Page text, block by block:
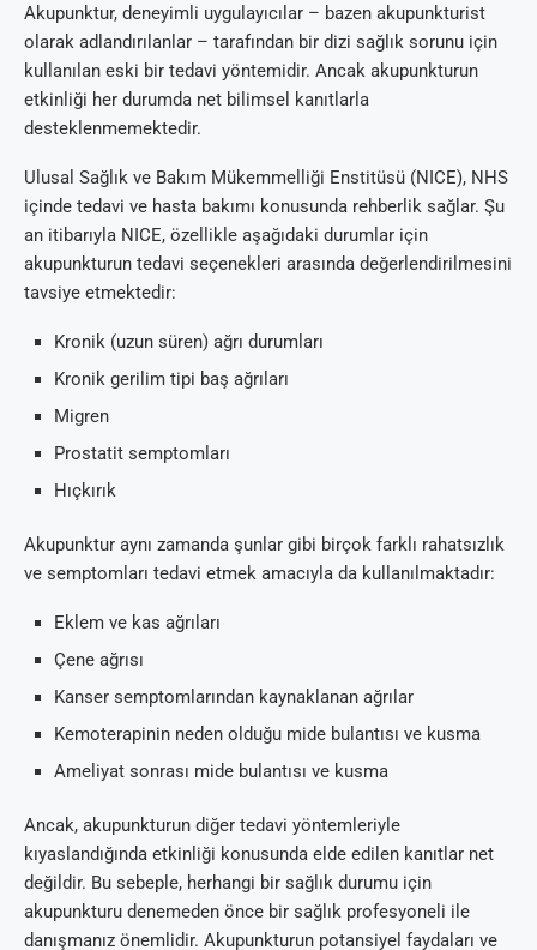
Akupunktur, deneyimli uygulayıcılar – bazen akupunkturist
olarak adlandırılanlar – tarafından bir dizi sağlık sorunu için
kullanılan eski bir tedavi yöntemidir. Ancak akupunkturun
etkinliği her durumda net bilimsel kanıtlarla
desteklenmemektedir.
Ulusal Sağlık ve Bakım Mükemmelliği Enstitüsü (NICE), NHS
içinde tedavi ve hasta bakımı konusunda rehberlik sağlar. Şu
an itibarıyla NICE, özellikle aşağıdaki durumlar için
akupunkturun tedavi seçenekleri arasında değerlendirilmesini
tavsiye etmektedir:
Kronik (uzun süren) ağrı durumları
Kronik gerilim tipi baş ağrıları
Migren
Prostatit semptomları
Hıçkırık
Akupunktur aynı zamanda şunlar gibi birçok farklı rahatsızlık
ve semptomları tedavi etmek amacıyla da kullanılmaktadır:
Eklem ve kas ağrıları
Çene ağrısı
Kanser semptomlarından kaynaklanan ağrılar
Kemoterapinin neden olduğu mide bulantısı ve kusma
Ameliyat sonrası mide bulantısı ve kusma
Ancak, akupunkturun diğer tedavi yöntemleriyle
kıyaslandığında etkinliği konusunda elde edilen kanıtlar net
değildir. Bu sebeple, herhangi bir sağlık durumu için
akupunkturu denemeden önce bir sağlık profesyoneli ile
danışmanız önemlidir. Akupunkturun potansiyel faydaları ve